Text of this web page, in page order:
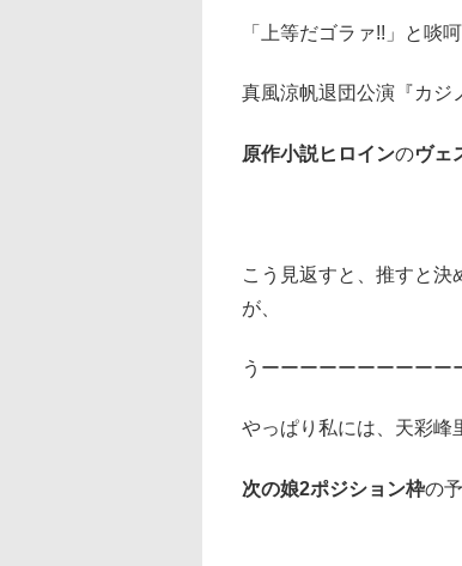
「上等だゴラァ!!」と啖
真風涼帆退団公演『カジ
原作小説ヒロインのヴェ
こう見返すと、推すと決
が、
うーーーーーーーーーー
やっぱり私には、天彩峰
次の娘2ポジション枠の